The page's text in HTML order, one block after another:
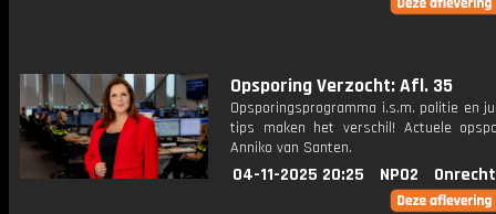
Opsporing Verzocht: Afl. 35
Opsporingsprogramma i.s.m. politie en
tips maken het verschil! Actuele
Anniko van Santen.
04-11-2025 20:25 NPO2